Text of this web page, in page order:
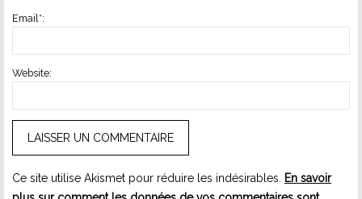
Email*:
Website:
Ce site utilise Akismet pour réduire les indésirables. En savoir